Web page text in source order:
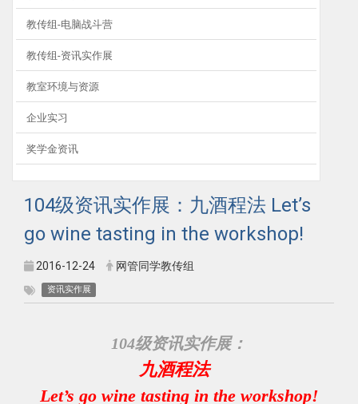
教传组-电脑战斗营
教传组-资讯实作展
教室环境与资源
企业实习
奖学金资讯
104级资讯实作展：九酒程法 Let’s
go wine tasting in the workshop!
2016-12-24 网管同学教传组
资讯实作展
104级资讯实作展：
九酒程法
Let’s go wine tasting in the workshop!